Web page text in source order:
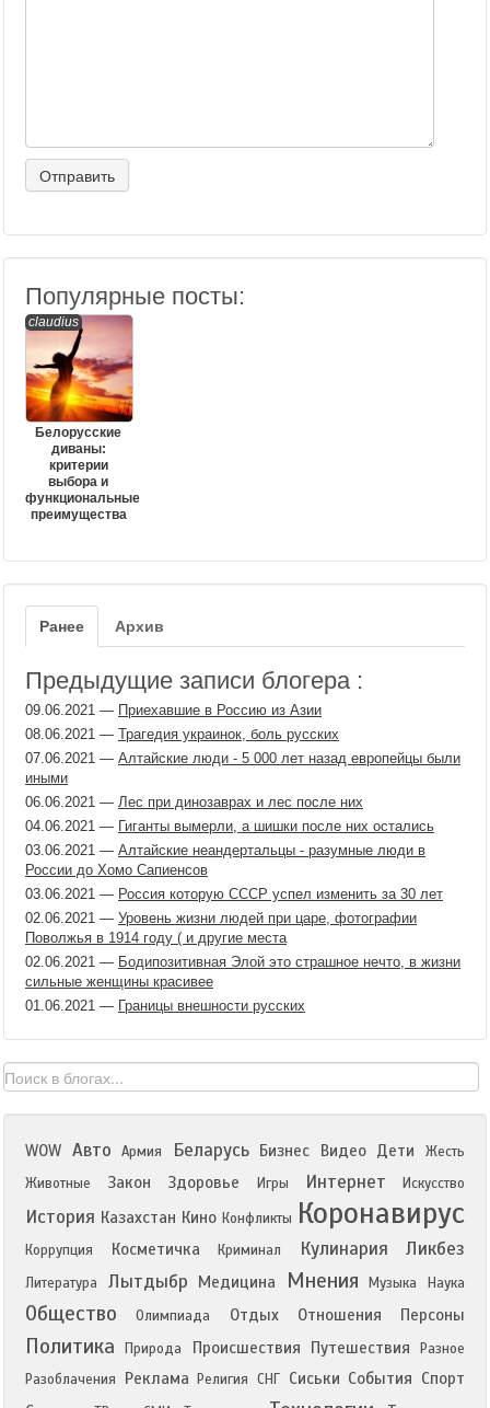
Популярные посты:
claudius
Белорусские
диваны:
критерии
выбора и
функциональные
преимущества
Ранее Архив
Предыдущие записи блогера :
09.06.2021 — Приехавшие в Россию из Азии
08.06.2021 — Трагедия украинок, боль русских
07.06.2021 — Алтайские люди - 5 000 лет назад европейцы были
иными
06.06.2021 — Лес при динозаврах и лес после них
04.06.2021 — Гиганты вымерли, а шишки после них остались
03.06.2021 — Алтайские неандертальцы - разумные люди в
России до Хомо Сапиенсов
03.06.2021 — Россия которую СССР успел изменить за 30 лет
02.06.2021 — Уровень жизни людей при царе, фотографии
Поволжья в 1914 году ( и другие места
02.06.2021 — Бодипозитивная Элой это страшное нечто, в жизни
сильные женщины красивее
01.06.2021 — Границы внешности русских
WOW Авто Армия Беларусь Бизнес Видео Дети
Жесть
Животные
Закон Здоровье Игры Интернет Искусство
История Казахстан Кино Конфликты Коронавирус
Коррупция Косметичка Криминал Кулинария Ликбез
Литература Лытдыбр Медицина Мнения Музыка Наука
Общество Олимпиада Отдых Отношения Персоны
Политика Природа Происшествия Путешествия
Разное
Разоблачения
Реклама Религия СНГ Сиськи События Спорт